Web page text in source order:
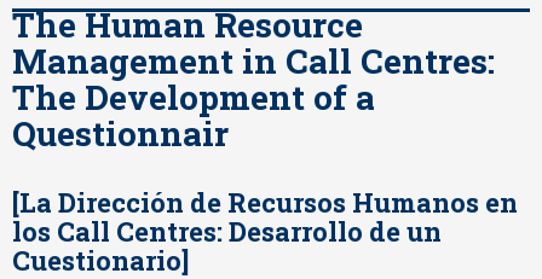
The Human Resource
Management in Call Centres:
The Development of a
Questionnair
[La Dirección de Recursos Humanos en
los Call Centres: Desarrollo de un
Cuestionario]